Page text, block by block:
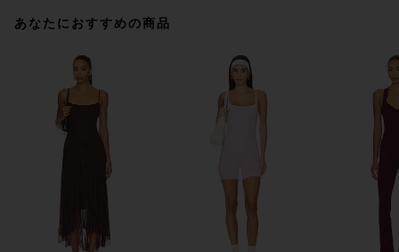
あなたにおすすめの商品